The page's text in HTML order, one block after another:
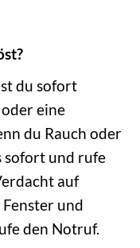
du sofort
eine
du Rauch oder
sofort und rufe
auf
und
den Notruf.